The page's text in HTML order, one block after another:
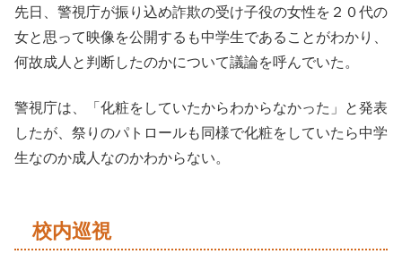
先日、警視庁が振り込め詐欺の受け子役の女性を２０代の
女と思って映像を公開するも中学生であることがわかり、
何故成人と判断したのかについて議論を呼んでいた。
警視庁は、「化粧をしていたからわからなかった」と発表
したが、祭りのパトロールも同様で化粧をしていたら中学
生なのか成人なのかわからない。
校内巡視